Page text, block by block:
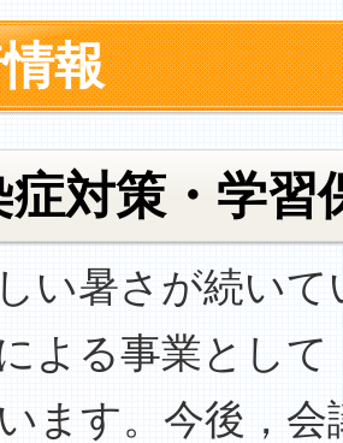
報
症対策・学習
い暑さが続いて
よる事業とし
ます。今後，